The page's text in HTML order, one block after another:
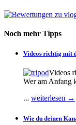
Noch mehr Tipps
Videos richtig mit
Videos
Wer am Anfang
... weiterlesen →
Wie du deinen